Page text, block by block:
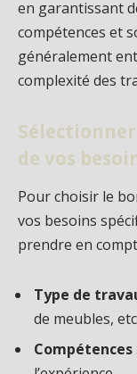
en garantissant
compétences et
généralement
complexité des
de vos
Pour choisir le
vos besoins
prendre en
Type de
de meubles,
Compétences